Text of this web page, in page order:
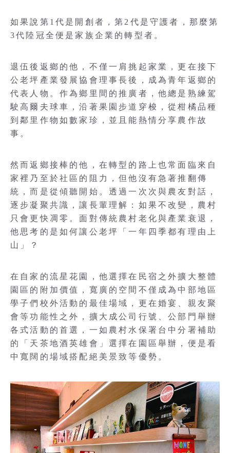
如果說第1代是開創者，第2代是守護者，那麼第
3代陸冠全便是家族企業的轉型者。
退伍後返鄉的他，不僅一肩挑起家業，更在接下
公老坪產業發展協會理事長後，成為青年返鄉的
代表人物。作為鄉里間的推廣者，他總是熟練駕
駛高爾夫球車，沿著果園步道穿梭，從柑橘品種
到鄰里作物如數家珍，並且能熱情分享農作故
事。
然而返鄉接棒的他，在轉型的路上也常面臨來自
家裡乃至於社區的阻力，但他沒有急著推翻傳
統，而是從傾聽開始。透過一次次與農友對話，
逐步凝聚共識，讓長輩理解：如果不改變，農村
只會更快凋零。面對傳統農村老化與產業衰退，
他思考的是如何讓公老坪「一年四季都有理由上
山」？
在自家的流星花園，他選擇在民宿之外擴大整體
園區的附加價值，寬廣的空間不僅成為中部地區
學子們校外活動的最佳場域，更在婚宴、親友聚
會等功能性之外，擴大成公司行號、公部門舉辦
各式活動的首選，一如農村水保署台中分署補助
的「天茶地酒英雄會」選擇在園區舉辦，便是看
中寬闊的場域搭配絕美景致等優勢。